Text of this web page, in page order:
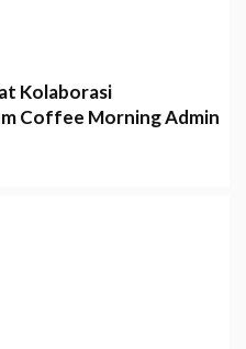
Kolaborasi
Coffee Morning Admin